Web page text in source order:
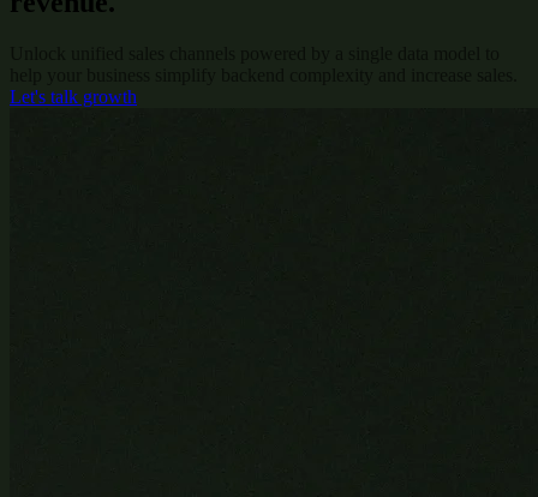
Let's talk growth